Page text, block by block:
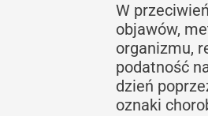
W
objawów,
organizmu,
podatność
dzień
oznaki